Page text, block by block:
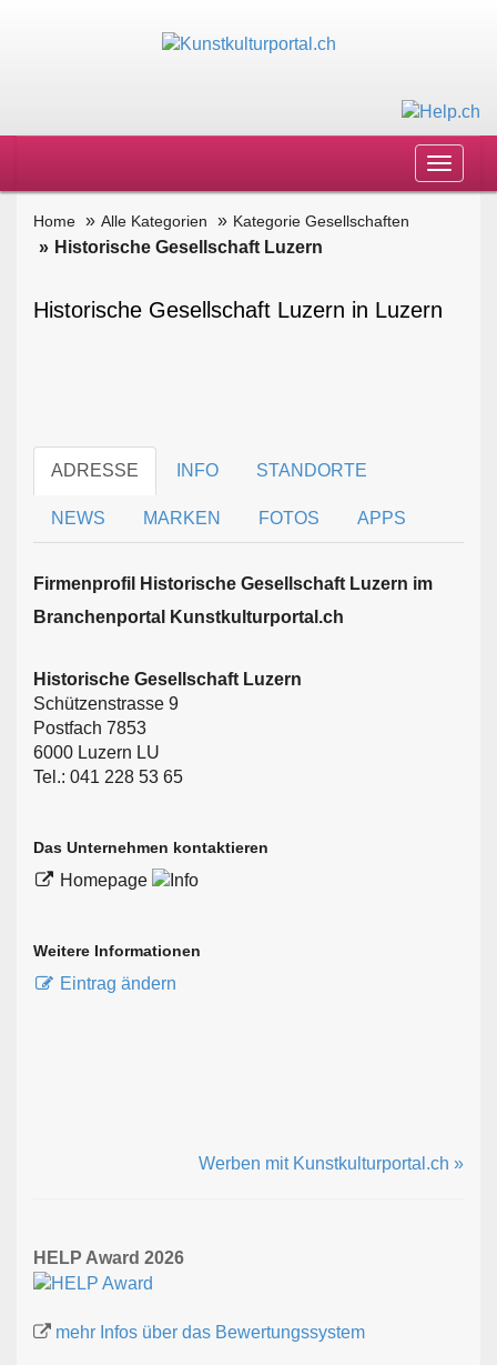
Toggle
Home Alle Kategorien Kategorie Gesellschaften
Historische Gesellschaft Luzern
Historische Gesellschaft Luzern in Luzern
ADRESSE INFO STANDORTE
NEWS MARKEN FOTOS APPS
Firmen­profil Historische Gesellschaft Luzern im
Branchen­portal Kunstkulturportal.ch
Historische Gesellschaft Luzern
Schützenstrasse 9
Postfach 7853
6000 Luzern LU
Tel.: 041 228 53 65
Das Unternehmen kontaktieren
Homepage
Weitere Informationen
Eintrag ändern
Werben mit Kunstkulturportal.ch »
HELP Award 2026
mehr Infos über das Bewertungssystem